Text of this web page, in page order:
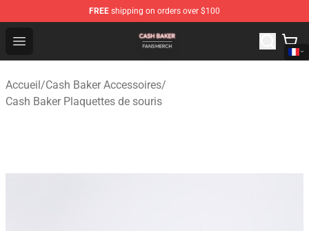
FREE shipping on orders over $100
Open menu
Cash Baker Shop - Official Cash Baker Merchandise
Accueil/Cash Baker Accessoires/
Cash Baker Plaquettes de souris